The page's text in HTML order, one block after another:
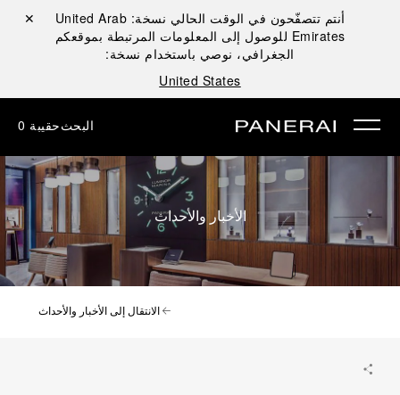
أنتم تتصفّحون في الوقت الحالي نسخة: United Arab
Emirates للوصول إلى المعلومات المرتبطة بموقعكم
الجغرافي، نوصي باستخدام نسخة:
United States
إغلاق ✕
البحثحقيبة 0
الأخبار والأحداث
الانتقال إلى الأخبار والأحداث